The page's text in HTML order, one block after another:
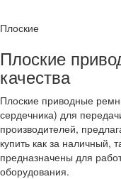
Плоские
Плоские
качества
Плоские приводные
сердечника) для
производителей,
купить как за наличный,
предназначены для
оборудования.